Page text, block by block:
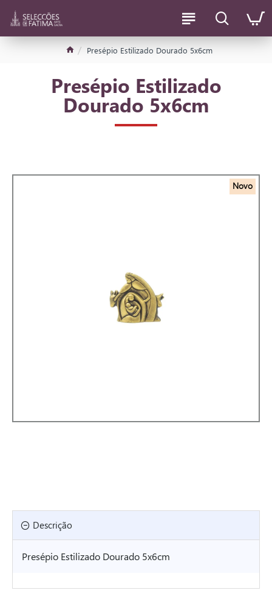
Presépio Estilizado Dourado 5x6cm
Presépio Estilizado
Dourado 5x6cm
Novo
Descrição
Presépio Estilizado Dourado 5x6cm